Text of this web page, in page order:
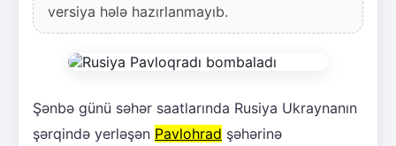
versiya hələ hazırlanmayıb.
Şənbə günü səhər saatlarında Rusiya Ukraynanın
şərqində yerləşən Pavlohrad şəhərinə